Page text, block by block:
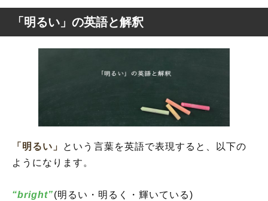
「明るい」の英語と解釈
「明るい」 という言葉を英語で表現すると、以下の
ようになります。
“bright”(明るい・明るく・輝いている)